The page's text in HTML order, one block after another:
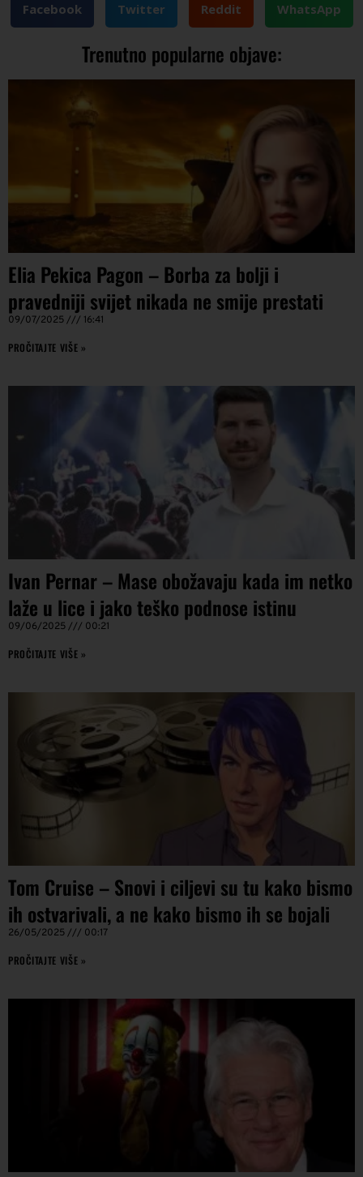
Facebook Twitter Reddit WhatsApp
Trenutno popularne objave:
Elia Pekica Pagon – Borba za bolji i
pravedniji svijet nikada ne smije prestati
09/07/2025 16:41
PROČITAJTE VIŠE »
Ivan Pernar – Mase obožavaju kada im netko
laže u lice i jako teško podnose istinu
09/06/2025 00:21
PROČITAJTE VIŠE »
Tom Cruise – Snovi i ciljevi su tu kako bismo
ih ostvarivali, a ne kako bismo ih se bojali
26/05/2025 00:17
PROČITAJTE VIŠE »